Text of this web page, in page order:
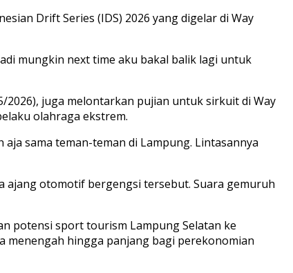
Drift Series (IDS) 2026 yang digelar di Way
mungkin next time aku bakal balik lagi untuk
juga melontarkan pujian untuk sirkuit di Way
olahraga ekstrem.
sama teman-teman di Lampung. Lintasannya
ajang otomotif bergengsi tersebut. Suara gemuruh
potensi sport tourism Lampung Selatan ke
menengah hingga panjang bagi perekonomian